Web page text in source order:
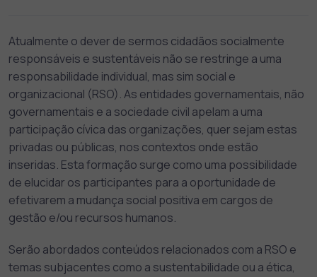
Atualmente o dever de sermos cidadãos socialmente
responsáveis e sustentáveis não se restringe a uma
responsabilidade individual, mas sim social e
organizacional (RSO). As entidades governamentais, não
governamentais e a sociedade civil apelam a uma
participação cívica das organizações, quer sejam estas
privadas ou públicas, nos contextos onde estão
inseridas. Esta formação surge como uma possibilidade
de elucidar os participantes para a oportunidade de
efetivarem a mudança social positiva em cargos de
gestão e/ou recursos humanos.
Serão abordados conteúdos relacionados com a RSO e
temas subjacentes como a sustentabilidade ou a ética,